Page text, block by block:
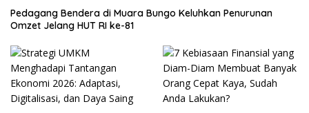
Pedagang Bendera di Muara Bungo Keluhkan Penurunan
Omzet Jelang HUT RI ke-81